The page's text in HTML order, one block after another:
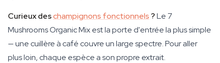
Curieux deschampignons fonctionnels ?Le 7
Mushrooms Organic Mix est la porte d'entrée la plus simple
— une cuillère à café couvre un large spectre. Pour aller
plus loin, chaque espèce a son propre extrait.